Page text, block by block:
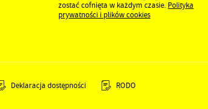
zostać cofnięta w każdym czasie. Polityka
prywatności i plików cookies
Deklaracja dostępności RODO